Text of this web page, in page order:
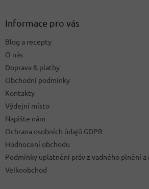
Informace pro vás
Blog a recepty
O nás
Doprava & platby
Obchodní podmínky
Kontakty
Výdejní místo
Napište nám
Ochrana osobních údajů GDPR
Hodnocení obchodu
Podmínky uplatnění práv z vadného plnění a
Velkoobchod